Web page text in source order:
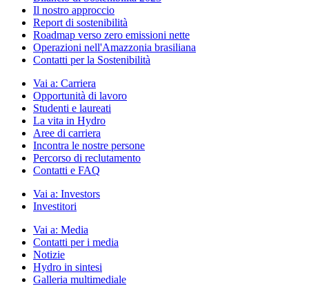
Il nostro approccio
Report di sostenibilità
Roadmap verso zero emissioni nette
Operazioni nell'Amazzonia brasiliana
Contatti per la Sostenibilità
Vai a: Carriera
Opportunità di lavoro
Studenti e laureati
La vita in Hydro
Aree di carriera
Incontra le nostre persone
Percorso di reclutamento
Contatti e FAQ
Vai a: Investors
Investitori
Vai a: Media
Contatti per i media
Notizie
Hydro in sintesi
Galleria multimediale